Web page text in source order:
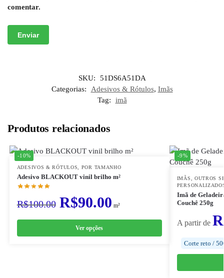
comentar.
SKU:
51DS6A51DA
Categorias:
Adesivos & Rótulos, Imãs
Tag:
imã
Produtos relacionados
-10%
ADESIVOS & RÓTULOS POR TAMANHO
Adesivo BLACKOUT vinil brilho m²
R$100.00 R$90.00 m²
Ver opções
-9%
IMÃS
OUTROS
Imã de
Couchê 250g
A partir de
Corte reto /